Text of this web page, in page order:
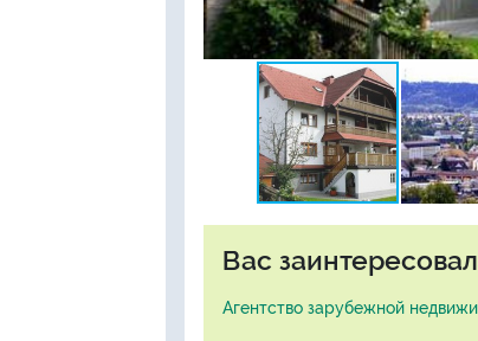
Вас
Агентство зарубежной